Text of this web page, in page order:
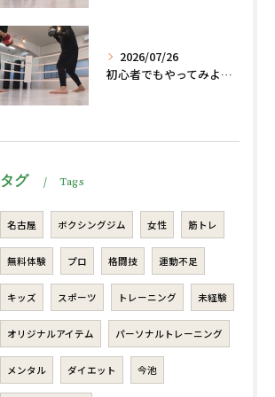
2026/07/26
初心者でもやってみよう、格闘技でダイエット、脂肪燃焼🔥
タグ Tags
名古屋 ボクシングジム 女性 筋トレ
無料体験 プロ 格闘技 運動不足
キッズ スポーツ トレーニング 未経験
オリジナルアイテム パーソナルトレーニング
メンタル ダイエット 今池